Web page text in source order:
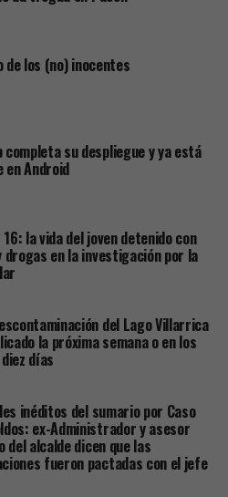
de los (no) inocentes
completa su despliegue y ya está
en Android
16: la vida del joven detenido con
drogas en la investigación por la
del Lago Villarrica
la próxima semana o en los
días
inéditos del sumario por Caso
ex-Administrador y asesor
del alcalde dicen que las
fueron pactadas con el jefe